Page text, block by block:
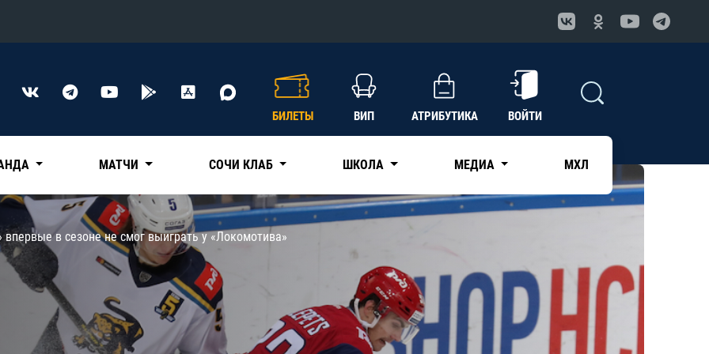
Конференция «Восток»
Нефтехимик
Трактор
Дивизион Чернышева
Авангард
Адмирал
КХЛ
БИЛЕТЫ ВИП АТРИБУТИКА ВОЙТИ
МАТЧИ СОЧИ КЛАБ ШКОЛА МЕДИА МХЛ
впервые в сезоне не смог выиграть у «Локомотива»